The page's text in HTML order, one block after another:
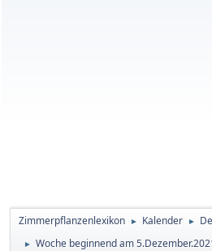
Zimmerpflanzenlexikon ► Kalender ►
► Woche beginnend am